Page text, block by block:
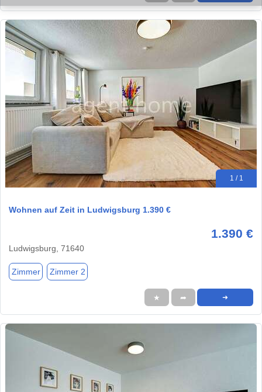
1 / 1
Wohnen auf Zeit in Ludwigsburg 1.390 €
1.390 €
Ludwigsburg, 71640
Zimmer Zimmer 2
★ ➦ ➜